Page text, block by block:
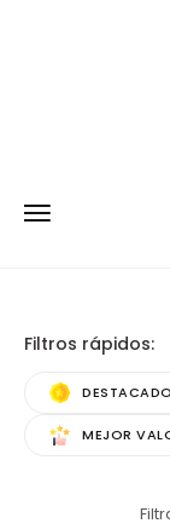
Filtros rápidos:
MEJOR